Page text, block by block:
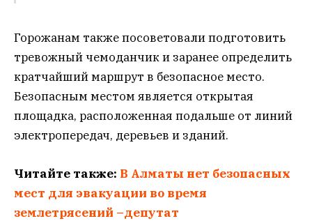
Горожанам также посоветовали подготовить
тревожный чемоданчик и заранее определить
кратчайший маршрут в безопасное место.
Безопасным местом является открытая
площадка, расположенная подальше от линий
электропередач, деревьев и зданий.
Читайте также: В Алматы нет безопасных
мест для эвакуации во время
землетрясений –депутат